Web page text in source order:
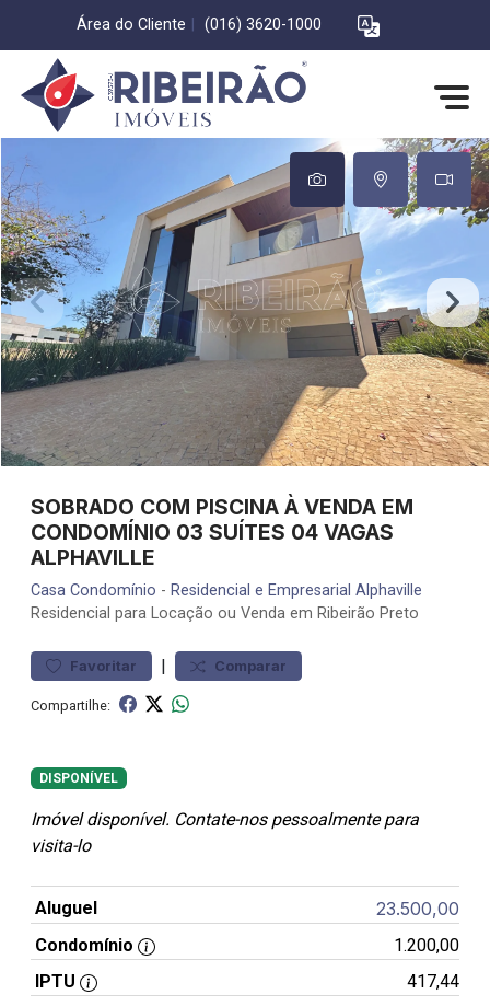
Área do Cliente (016) 3620-1000
SOBRADO COM PISCINA À VENDA EM
CONDOMÍNIO 03 SUÍTES 04 VAGAS
ALPHAVILLE
Casa Condomínio - Residencial e Empresarial Alphaville
Residencial para Locação ou Venda em Ribeirão Preto
Favoritar | Comparar
Compartilhe:
DISPONÍVEL
Imóvel disponível. Contate-nos pessoalmente para
visita-lo
Aluguel 23.500,00
Condomínio
1.200,00
IPTU
417,44